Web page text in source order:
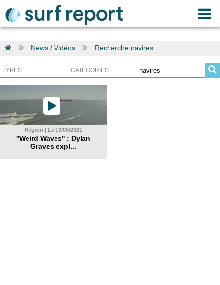
News / Vidéos Recherche navires
Région | Le 13/05/2021
''Weird Waves'' : Dylan
Graves expl...